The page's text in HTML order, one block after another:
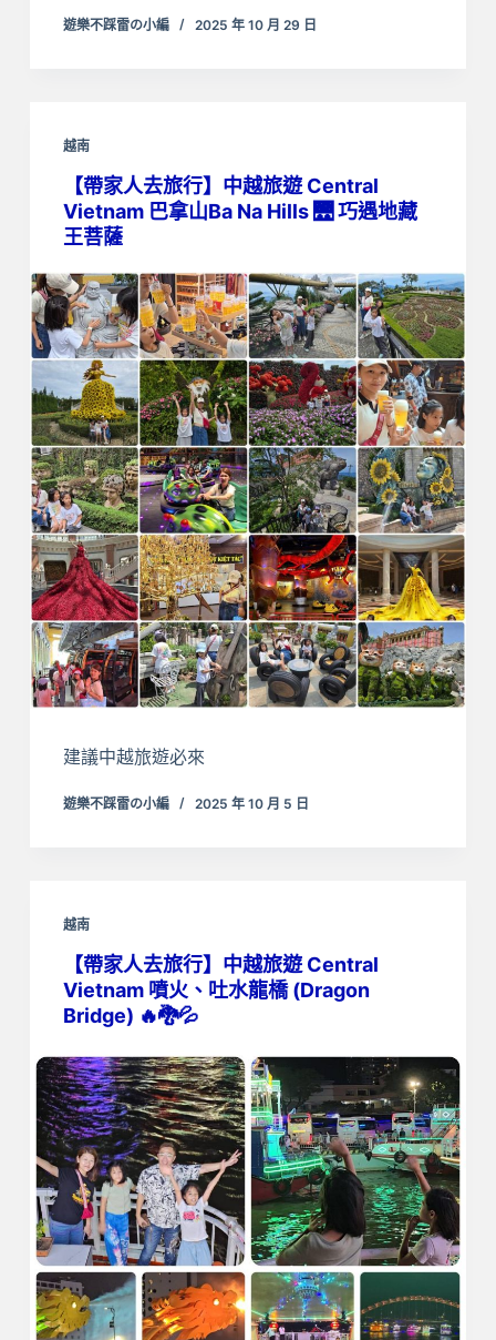
遊樂不踩雷の小編 2025 年 10 月 29 日
越南
【帶家人去旅行】中越旅遊 Central
Vietnam 巴拿山Ba Na Hills 🌉 巧遇地藏
王菩薩
建議中越旅遊必來
遊樂不踩雷の小編 2025 年 10 月 5 日
越南
【帶家人去旅行】中越旅遊 Central
Vietnam 噴火、吐水龍橋 (Dragon
Bridge) 🔥🐉💦